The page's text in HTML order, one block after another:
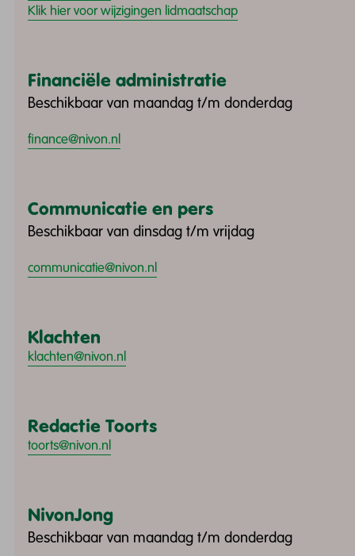
Klik hier voor wijzigingen lidmaatschap
Financiële administratie
Beschikbaar van maandag t/m donderdag
finance@nivon.nl
Communicatie en pers
Beschikbaar van dinsdag t/m vrijdag
communicatie@nivon.nl
Klachten
klachten@nivon.nl
Redactie Toorts
toorts@nivon.nl
NivonJong
Beschikbaar van maandag t/m donderdag